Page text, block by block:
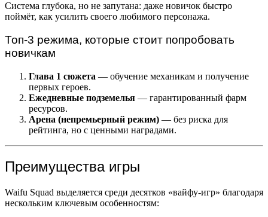
Система глубока, но не запутана: даже новичок быстро
поймёт, как усилить своего любимого персонажа.
Топ-3 режима, которые стоит попробовать
новичкам
Глава 1 сюжета — обучение механикам и получение
первых героев.
Ежедневные подземелья — гарантированный фарм
ресурсов.
Арена (непремьерный режим) — без риска для
рейтинга, но с ценными наградами.
Преимущества игры
Waifu Squad выделяется среди десятков «вайфу-игр» благодаря
нескольким ключевым особенностям: